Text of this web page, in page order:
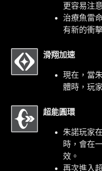
更容易注
治療魚雷
有新的衝
滑翔加速
現在，當
體時，玩
超能圓環
朱諾玩家
時，會在
效。
再次進入